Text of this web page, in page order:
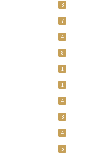
3
7
4
8
1
1
4
3
4
5